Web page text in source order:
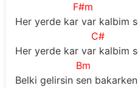
F#m
Her yerde kar var kalbim
C#
Her yerde kar var kalbim
Bm
Belki gelirsin sen